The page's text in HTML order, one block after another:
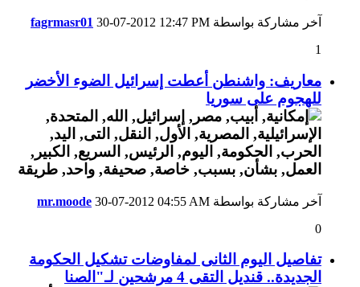
آخر مشاركة بواسطة fagrmasr01 30-07-2012 12:47 PM
1
معاريف: واشنطن أعطت إسرائيل الضوء الأخضر
للهجوم على سوريا
آخر مشاركة بواسطة mr.moode 30-07-2012 04:55 AM
0
تفاصيل اليوم الثانى لمفاوضات تشكيل الحكومة
الجديدة.. قنديل التقى 4 مرشحين لـ"الصنا